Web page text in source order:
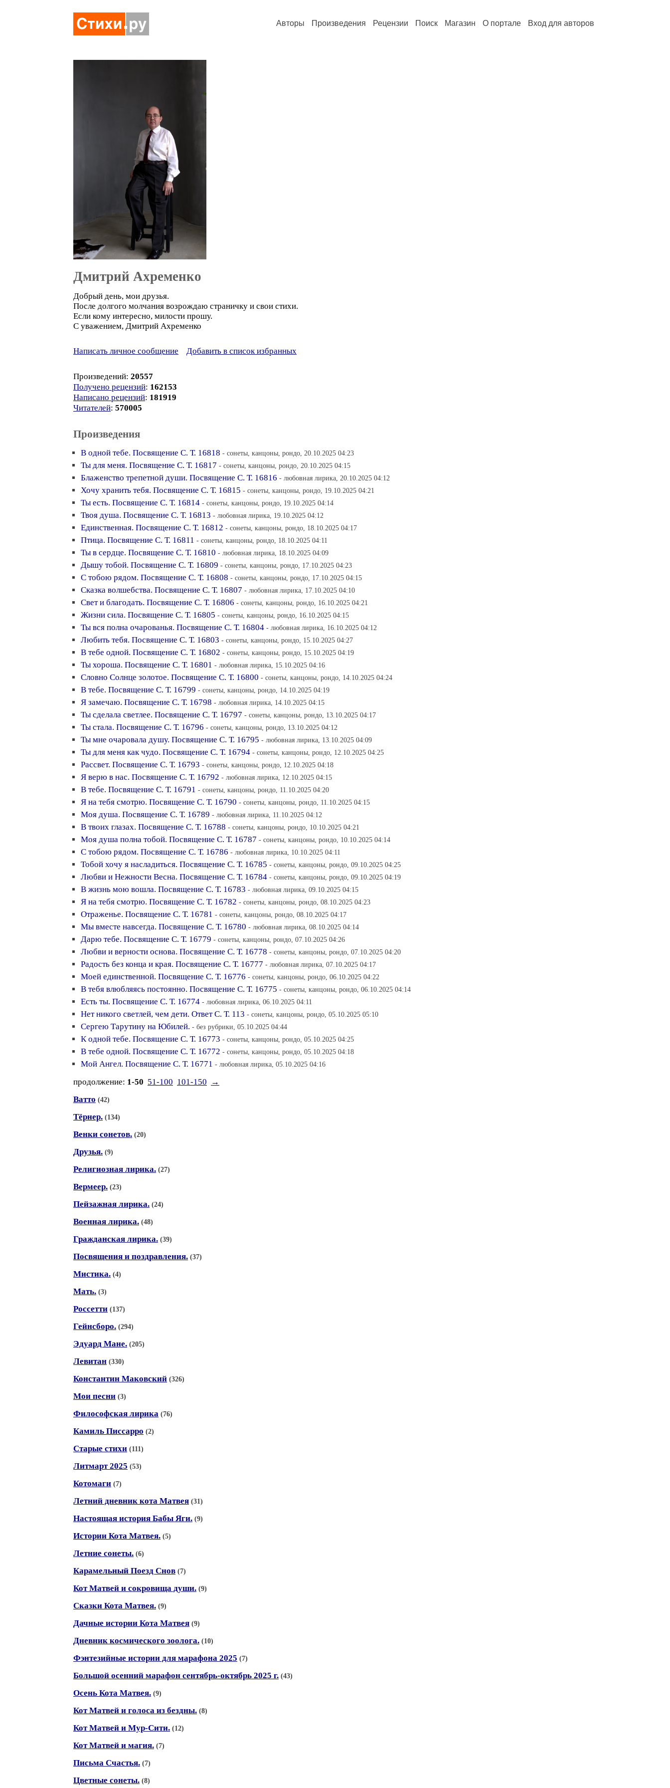
Авторы Произведения Рецензии Поиск Магазин О портале Вход для авторов
Дмитрий Ахременко
Добрый день, мои друзья.
После долгого молчания возрождаю страничку и свои стихи.
Если кому интересно, милости прошу.
С уважением, Дмитрий Ахременко
Написать личное сообщение Добавить в список избранных
Произведений: 20557
Получено рецензий: 162153
Написано рецензий: 181919
Читателей: 570005
Произведения
В одной тебе. Посвящение С. Т. 16818 - сонеты, канцоны, рондо, 20.10.2025 04:23
Ты для меня. Посвящение С. Т. 16817 - сонеты, канцоны, рондо, 20.10.2025 04:15
Блаженство трепетной души. Посвящение С. Т. 16816 - любовная лирика, 20.10.2025 04:12
Хочу хранить тебя. Посвящение С. Т. 16815 - сонеты, канцоны, рондо, 19.10.2025 04:21
Ты есть. Посвящение С. Т. 16814 - сонеты, канцоны, рондо, 19.10.2025 04:14
Твоя душа. Посвящение С. Т. 16813 - любовная лирика, 19.10.2025 04:12
Единственная. Посвящение С. Т. 16812 - сонеты, канцоны, рондо, 18.10.2025 04:17
Птица. Посвящение С. Т. 16811 - сонеты, канцоны, рондо, 18.10.2025 04:11
Ты в сердце. Посвящение С. Т. 16810 - любовная лирика, 18.10.2025 04:09
Дышу тобой. Посвящение С. Т. 16809 - сонеты, канцоны, рондо, 17.10.2025 04:23
С тобою рядом. Посвящение С. Т. 16808 - сонеты, канцоны, рондо, 17.10.2025 04:15
Сказка волшебства. Посвящение С. Т. 16807 - любовная лирика, 17.10.2025 04:10
Свет и благодать. Посвящение С. Т. 16806 - сонеты, канцоны, рондо, 16.10.2025 04:21
Жизни сила. Посвящение С. Т. 16805 - сонеты, канцоны, рондо, 16.10.2025 04:15
Ты вся полна очарованья. Посвящение С. Т. 16804 - любовная лирика, 16.10.2025 04:12
Любить тебя. Посвящение С. Т. 16803 - сонеты, канцоны, рондо, 15.10.2025 04:27
В тебе одной. Посвящение С. Т. 16802 - сонеты, канцоны, рондо, 15.10.2025 04:19
Ты хороша. Посвящение С. Т. 16801 - любовная лирика, 15.10.2025 04:16
Словно Солнце золотое. Посвящение С. Т. 16800 - сонеты, канцоны, рондо, 14.10.2025 04:24
В тебе. Посвящение С. Т. 16799 - сонеты, канцоны, рондо, 14.10.2025 04:19
Я замечаю. Посвящение С. Т. 16798 - любовная лирика, 14.10.2025 04:15
Ты сделала светлее. Посвящение С. Т. 16797 - сонеты, канцоны, рондо, 13.10.2025 04:17
Ты стала. Посвящение С. Т. 16796 - сонеты, канцоны, рондо, 13.10.2025 04:12
Ты мне очаровала душу. Посвящение С. Т. 16795 - любовная лирика, 13.10.2025 04:09
Ты для меня как чудо. Посвящение С. Т. 16794 - сонеты, канцоны, рондо, 12.10.2025 04:25
Рассвет. Посвящение С. Т. 16793 - сонеты, канцоны, рондо, 12.10.2025 04:18
Я верю в нас. Посвящение С. Т. 16792 - любовная лирика, 12.10.2025 04:15
В тебе. Посвящение С. Т. 16791 - сонеты, канцоны, рондо, 11.10.2025 04:20
Я на тебя смотрю. Посвящение С. Т. 16790 - сонеты, канцоны, рондо, 11.10.2025 04:15
Моя душа. Посвящение С. Т. 16789 - любовная лирика, 11.10.2025 04:12
В твоих глазах. Посвящение С. Т. 16788 - сонеты, канцоны, рондо, 10.10.2025 04:21
Моя душа полна тобой. Посвящение С. Т. 16787 - сонеты, канцоны, рондо, 10.10.2025 04:14
С тобою рядом. Посвящение С. Т. 16786 - любовная лирика, 10.10.2025 04:11
Тобой хочу я насладиться. Посвящение С. Т. 16785 - сонеты, канцоны, рондо, 09.10.2025 04:25
Любви и Нежности Весна. Посвящение С. Т. 16784 - сонеты, канцоны, рондо, 09.10.2025 04:19
В жизнь мою вошла. Посвящение С. Т. 16783 - любовная лирика, 09.10.2025 04:15
Я на тебя смотрю. Посвящение С. Т. 16782 - сонеты, канцоны, рондо, 08.10.2025 04:23
Отраженье. Посвящение С. Т. 16781 - сонеты, канцоны, рондо, 08.10.2025 04:17
Мы вместе навсегда. Посвящение С. Т. 16780 - любовная лирика, 08.10.2025 04:14
Дарю тебе. Посвящение С. Т. 16779 - сонеты, канцоны, рондо, 07.10.2025 04:26
Любви и верности основа. Посвящение С. Т. 16778 - сонеты, канцоны, рондо, 07.10.2025 04:20
Радость без конца и края. Посвящение С. Т. 16777 - любовная лирика, 07.10.2025 04:17
Моей единственной. Посвящение С. Т. 16776 - сонеты, канцоны, рондо, 06.10.2025 04:22
В тебя влюбляясь постоянно. Посвящение С. Т. 16775 - сонеты, канцоны, рондо, 06.10.2025 04:14
Есть ты. Посвящение С. Т. 16774 - любовная лирика, 06.10.2025 04:11
Нет никого светлей, чем дети. Ответ С. Т. 113 - сонеты, канцоны, рондо, 05.10.2025 05:10
Сергею Тарутину на Юбилей. - без рубрики, 05.10.2025 04:44
К одной тебе. Посвящение С. Т. 16773 - сонеты, канцоны, рондо, 05.10.2025 04:25
В тебе одной. Посвящение С. Т. 16772 - сонеты, канцоны, рондо, 05.10.2025 04:18
Мой Ангел. Посвящение С. Т. 16771 - любовная лирика, 05.10.2025 04:16
продолжение: 1-50 51-100 101-150
→
Ватто (42)
Тёрнер. (134)
Венки сонетов. (20)
Друзья. (9)
Религиозная лирика. (27)
Вермеер. (23)
Пейзажная лирика. (24)
Военная лирика. (48)
Гражданская лирика. (39)
Посвящения и поздравления. (37)
Мистика. (4)
Мать. (3)
Россетти (137)
Гейнсборо. (294)
Эдуард Мане. (205)
Левитан (330)
Константин Маковский (326)
Мои песни (3)
Философская лирика (76)
Камиль Писсарро (2)
Старые стихи (111)
Литмарт 2025 (53)
Котомаги (7)
Летний дневник кота Матвея (31)
Настоящая история Бабы Яги. (9)
Истории Кота Матвея. (5)
Летние сонеты. (6)
Карамельный Поезд Снов (7)
Кот Матвей и сокровища души. (9)
Сказки Кота Матвея. (9)
Дачные истории Кота Матвея (9)
Дневник космического зоолога. (10)
Фэнтезийные истории для марафона 2025 (7)
Большой осенний марафон сентябрь-октябрь 2025 г. (43)
Осень Кота Матвея. (9)
Кот Матвей и голоса из бездны. (8)
Кот Матвей и Мур-Сити. (12)
Кот Матвей и магия. (7)
Письма Счастья. (7)
Цветные сонеты. (8)